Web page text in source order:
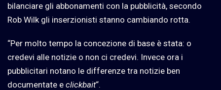
bilanciare gli abbonamenti con la pubblicità, secondo
Rob Wilk gli inserzionisti stanno cambiando rotta.
“Per molto tempo la concezione di base è stata: o
credevi alle notizie o non ci credevi. Invece ora i
pubblicitari notano le differenze tra notizie ben
documentate e clickbait“.